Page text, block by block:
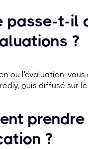
passe-t-il
?
ou l'évaluation,
puis diffusé sur
?